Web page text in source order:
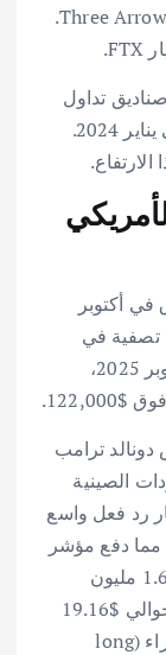
شركات مثل Three Arrows Capital. Celsius. Voyager.
تداول
البيتكوين الفورية (ETFs) على الموافقة في يناير 2024.
الأمريكي
أكتوبر
تصفية في
تاريخ العملات المشفرة. تحديدًا، في 10 أكتوبر 2025،
دونالد ترامب
على الواردات الصينية
رد فعل واسع
مما دفع مؤشر
S&P 500 للانخفاض بأكثر من 2%. ومسح 1.6 مليون
متداول في غضون 24 ساعة. وتسبب في حوالي $19.16
مليار دولار من التصفية. معظمها مراكز شراء (long